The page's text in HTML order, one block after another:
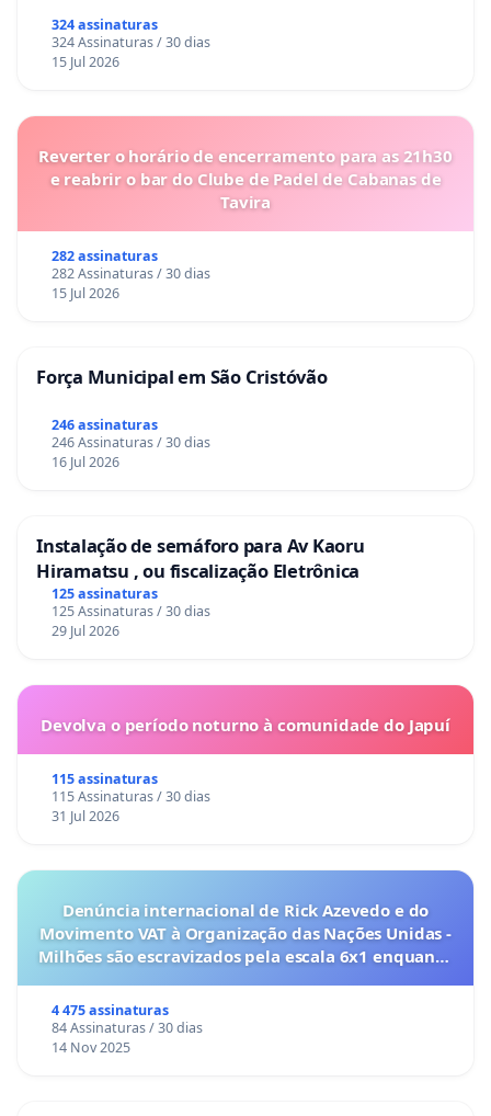
324 assinaturas
324 Assinaturas / 30 dias
15 Jul 2026
Reverter o horário de encerramento para as 21h30
e reabrir o bar do Clube de Padel de Cabanas de
Tavira
282 assinaturas
282 Assinaturas / 30 dias
15 Jul 2026
Força Municipal em São Cristóvão
246 assinaturas
246 Assinaturas / 30 dias
16 Jul 2026
Instalação de semáforo para Av Kaoru
Hiramatsu , ou fiscalização Eletrônica
125 assinaturas
125 Assinaturas / 30 dias
29 Jul 2026
Devolva o período noturno à comunidade do Japuí
115 assinaturas
115 Assinaturas / 30 dias
31 Jul 2026
Denúncia internacional de Rick Azevedo e do
Movimento VAT à Organização das Nações Unidas -
Milhões são escravizados pela escala 6x1 enquanto
4 475 assinaturas
84 Assinaturas / 30 dias
14 Nov 2025